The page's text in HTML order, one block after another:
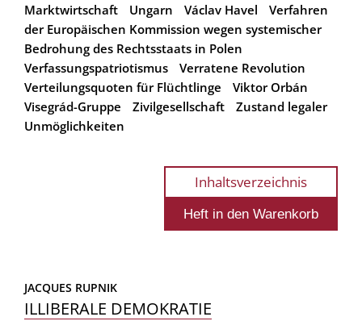
Marktwirtschaft
Ungarn Václav Havel
Verfahren
der Europäischen Kommission wegen systemischer
Bedrohung des Rechtsstaats in Polen
Verfassungspatriotismus
Verratene Revolution
Verteilungsquoten für Flüchtlinge
Viktor Orbán
Visegrád-Gruppe
Zivilgesellschaft
Zustand legaler
Unmöglichkeiten
Inhaltsverzeichnis
JACQUES RUPNIK
ILLIBERALE DEMOKRATIE